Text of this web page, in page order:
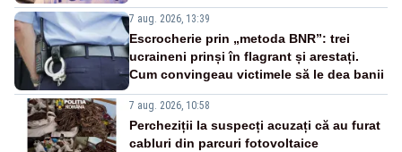
7 aug. 2026, 13:39
Escrocherie prin „metoda BNR”: trei
ucraineni prinși în flagrant și arestați.
Cum convingeau victimele să le dea banii
7 aug. 2026, 10:58
Percheziții la suspecți acuzați că au furat
cabluri din parcuri fotovoltaice